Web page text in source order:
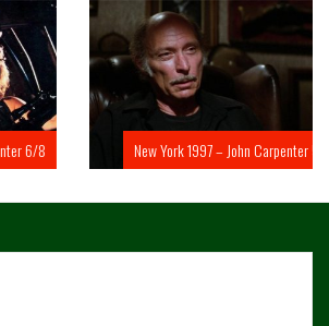
New York 1997 – John Carpenter 5/8